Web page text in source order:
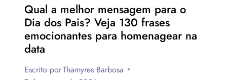
Qual a melhor mensagem para o
Dia dos Pais? Veja 130 frases
emocionantes para homenagear na
data
Escrito porThamyres Barbosa